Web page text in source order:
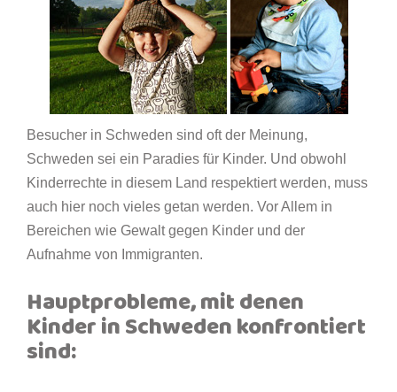
Besucher in Schweden sind oft der Meinung,
Schweden sei ein Paradies für Kinder. Und obwohl
Kinderrechte in diesem Land respektiert werden, muss
auch hier noch vieles getan werden. Vor Allem in
Bereichen wie Gewalt gegen Kinder und der
Aufnahme von Immigranten.
Hauptprobleme, mit denen
Kinder in Schweden konfrontiert
sind: